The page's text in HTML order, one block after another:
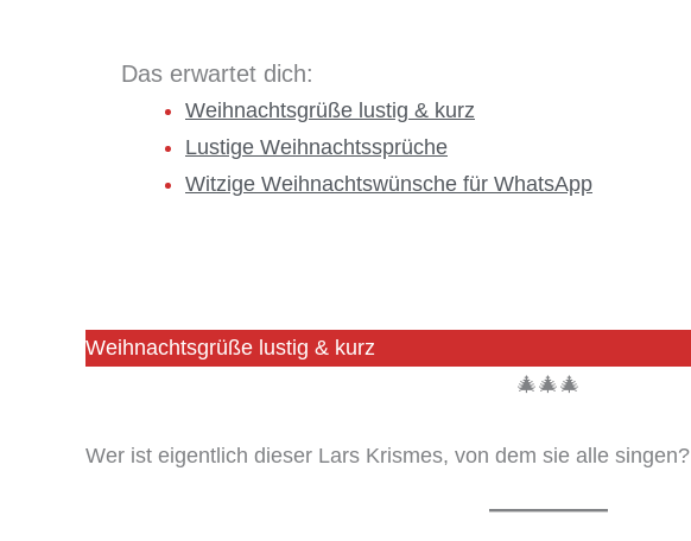
Das erwartet dich:
Weihnachtsgrüße lustig & kurz
Lustige Weihnachtssprüche
Witzige Weihnachtswünsche für WhatsApp
Weihnachtsgrüße lustig & kurz
🎄🎄🎄
Wer ist eigentlich dieser Lars Krismes, von dem sie alle singen?